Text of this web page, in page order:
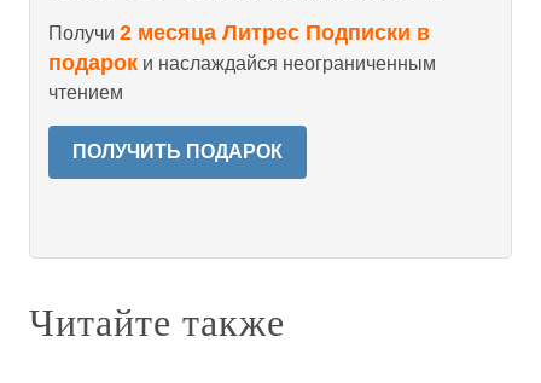
Получи 2 месяца Литрес Подписки в
подарок и наслаждайся неограниченным
чтением
ПОЛУЧИТЬ ПОДАРОК
Читайте также